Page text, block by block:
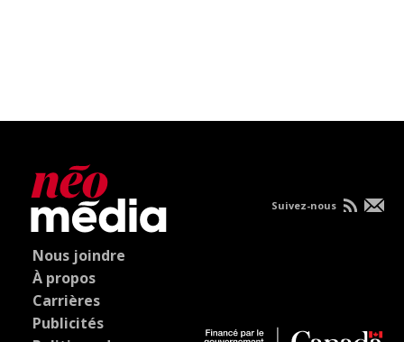
Nous joindre
À propos
Carrières
Publicités
Suivez-nous